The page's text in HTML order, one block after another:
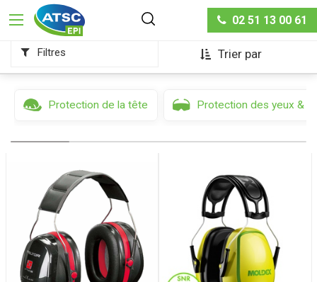
02 51 13 00 61
Protection auditive
Filtres Trier par
Protection de la tête Protection des yeux &